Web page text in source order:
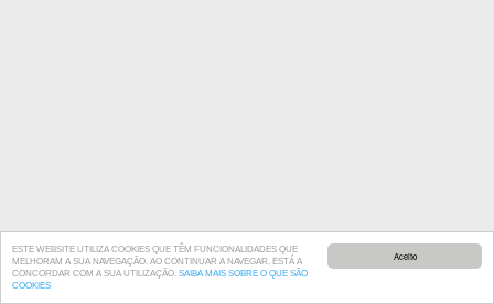
Aceito
ESTE WEBSITE UTILIZA COOKIES QUE TÊM FUNCIONALIDADES QUE
MELHORAM A SUA NAVEGAÇÃO. AO CONTINUAR A NAVEGAR, ESTÁ A
CONCORDAR COM A SUA UTILIZAÇÃO. SAIBA MAIS SOBRE O QUE SÃO
COOKIES